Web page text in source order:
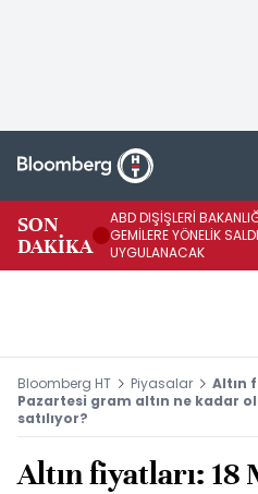
SON
DAKİKA
ABD DIŞİŞLERİ
GEMİLERE YÖNELİK
UYGULANACAK
Bloomberg HT Piyasalar
Altın
Pazartesi gram altın ne kadar
satılıyor?
Altın fiyatları: 18